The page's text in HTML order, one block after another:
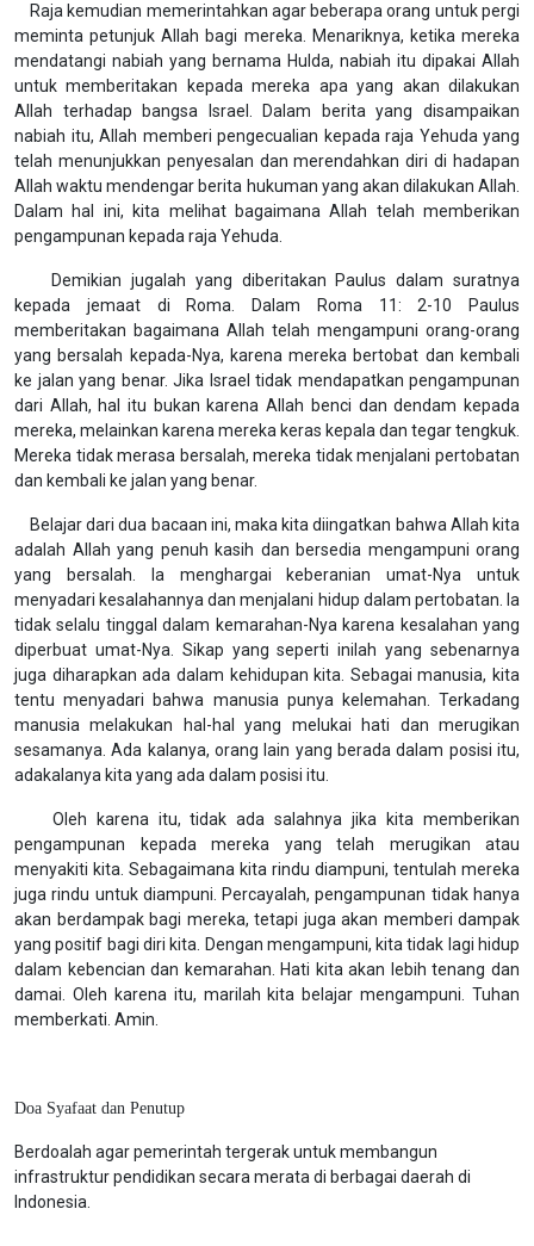
Raja kemudian memerintahkan agar beberapa orang untuk pergi
meminta petunjuk Allah bagi mereka. Menariknya, ketika mereka
mendatangi nabiah yang bernama Hulda, nabiah itu dipakai Allah
untuk memberitakan kepada mereka apa yang akan dilakukan
Allah terhadap bangsa Israel. Dalam berita yang disampaikan
nabiah itu, Allah memberi pengecualian kepada raja Yehuda yang
telah menunjukkan penyesalan dan merendahkan diri di hadapan
Allah waktu mendengar berita hukuman yang akan dilakukan Allah.
Dalam hal ini, kita melihat bagaimana Allah telah memberikan
pengampunan kepada raja Yehuda.
Demikian jugalah yang diberitakan Paulus dalam suratnya
kepada jemaat di Roma. Dalam Roma 11: 2-10 Paulus
memberitakan bagaimana Allah telah mengampuni orang-orang
yang bersalah kepada-Nya, karena mereka bertobat dan kembali
ke jalan yang benar. Jika Israel tidak mendapatkan pengampunan
dari Allah, hal itu bukan karena Allah benci dan dendam kepada
mereka, melainkan karena mereka keras kepala dan tegar tengkuk.
Mereka tidak merasa bersalah, mereka tidak menjalani pertobatan
dan kembali ke jalan yang benar.
Belajar dari dua bacaan ini, maka kita diingatkan bahwa Allah kita
adalah Allah yang penuh kasih dan bersedia mengampuni orang
yang bersalah. Ia menghargai keberanian umat-Nya untuk
menyadari kesalahannya dan menjalani hidup dalam pertobatan. Ia
tidak selalu tinggal dalam kemarahan-Nya karena kesalahan yang
diperbuat umat-Nya. Sikap yang seperti inilah yang sebenarnya
juga diharapkan ada dalam kehidupan kita. Sebagai manusia, kita
tentu menyadari bahwa manusia punya kelemahan. Terkadang
manusia melakukan hal-hal yang melukai hati dan merugikan
sesamanya. Ada kalanya, orang lain yang berada dalam posisi itu,
adakalanya kita yang ada dalam posisi itu.
Oleh karena itu, tidak ada salahnya jika kita memberikan
pengampunan kepada mereka yang telah merugikan atau
menyakiti kita. Sebagaimana kita rindu diampuni, tentulah mereka
juga rindu untuk diampuni. Percayalah, pengampunan tidak hanya
akan berdampak bagi mereka, tetapi juga akan memberi dampak
yang positif bagi diri kita. Dengan mengampuni, kita tidak lagi hidup
dalam kebencian dan kemarahan. Hati kita akan lebih tenang dan
damai. Oleh karena itu, marilah kita belajar mengampuni. Tuhan
memberkati. Amin.
Doa Syafaat dan Penutup
Berdoalah agar pemerintah tergerak untuk membangun
infrastruktur pendidikan secara merata di berbagai daerah di
Indonesia.